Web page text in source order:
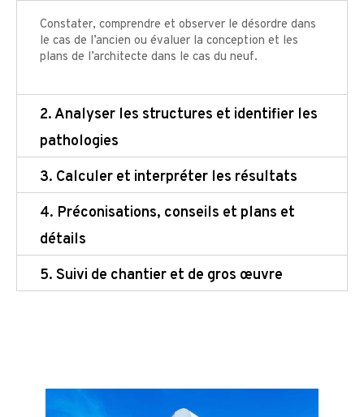
Constater, comprendre et observer le désordre dans
le cas de l’ancien ou évaluer la conception et les
plans de l’architecte dans le cas du neuf.
2. Analyser les structures et identifier les
pathologies
3. Calculer et interpréter les résultats
4. Préconisations, conseils et plans et
détails
5. Suivi de chantier et de gros œuvre